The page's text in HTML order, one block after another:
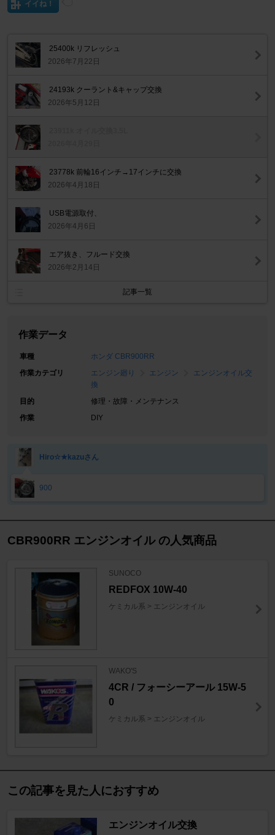
イイね！
25400k リフレッシュ
2026年7月22日
24193k クーラント&キャップ交換
2026年5月12日
23778k 前輪16インチ→17インチに交換
2026年4月18日
USB電源取付、
2026年4月6日
エア抜き、フルード交換
2026年2月14日
記事一覧
作業データ
車種
ホンダ CBR900RR
作業カテゴリ
エンジン廻り エンジン
エンジンオイル交
換
目的
修理・故障・メンテナンス
作業
DIY
Hiro☆★kazuさん
900
CBR900RR エンジンオイル の人気商品
SUNOCO
REDFOX 10W-40
ケミカル系 > エンジンオイル
WAKO'S
4CR / フォーシーアール 15W-5
0
ケミカル系 > エンジンオイル
この記事を見た人におすすめ
エンジンオイル交換